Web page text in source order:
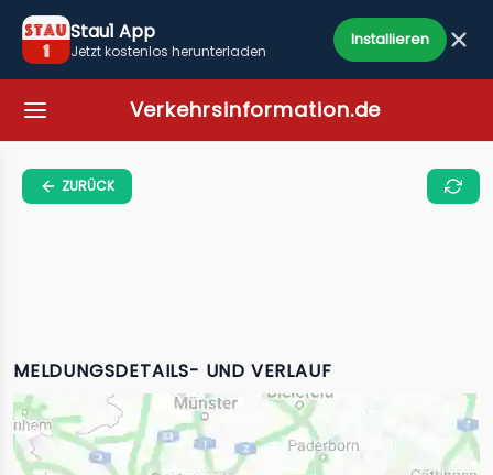
Stau1 App
Jetzt kostenlos herunterladen
Installieren
Verkehrsinformation.de
ZURÜCK
MELDUNGSDETAILS- UND VERLAUF